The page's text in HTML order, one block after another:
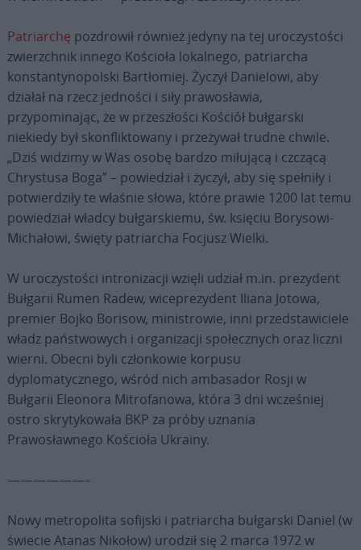
Patriarchę pozdrowił również jedyny na tej uroczystości
zwierzchnik innego Kościoła lokalnego, patriarcha
konstantynopolski Bartłomiej. Życzył Danielowi, aby
działał na rzecz jedności i siły prawosławia,
przypominając, że w przeszłości Kościół bułgarski
niekiedy był skonfliktowany i przeżywał trudne chwile.
„Dziś widzimy w Was osobę bardzo miłującą i czczącą
Chrystusa Boga” – powiedział i życzył, aby się spełniły i
potwierdziły te właśnie słowa, które prawie 1200 lat temu
powiedział władcy bułgarskiemu, św. księciu Borysowi-
Michałowi, święty patriarcha Focjusz Wielki.
W uroczystości intronizacji wzięli udział m.in. prezydent
Bułgarii Rumen Radew, wiceprezydent Iliana Jotowa,
premier Bojko Borisow, ministrowie, inni przedstawiciele
władz państwowych i organizacji społecznych oraz liczni
wierni. Obecni byli członkowie korpusu
dyplomatycznego, wśród nich ambasador Rosji w
Bułgarii Eleonora Mitrofanowa, która 3 dni wcześniej
ostro skrytykowała BKP za próby uznania
Prawosławnego Kościoła Ukrainy.
——————–
Nowy metropolita sofijski i patriarcha bułgarski Daniel (w
świecie Atanas Nikołow) urodził się 2 marca 1972 w